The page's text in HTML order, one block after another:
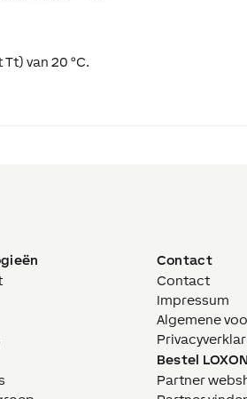
van 20 °C.
Contact
Contact
Impressum
Algemene
Bestel
Partner